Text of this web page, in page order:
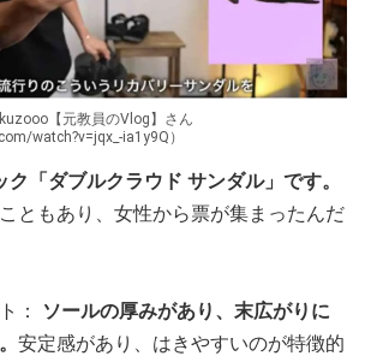
【元教員のVlog】さん
watch?v=jqx_-ia1y9Q）
ク「ダブルクラウド サンダル」です。
ともあり、女性から票が集まったんだ
：
ソールの厚みがあり、末広がりに
安定感があり、はきやすいのが特徴的